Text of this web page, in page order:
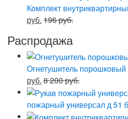
Комплект
руб. 196 руб.
Распродажа
Огнетушитель
руб. 8 200 руб.
пожарный универсал д 51